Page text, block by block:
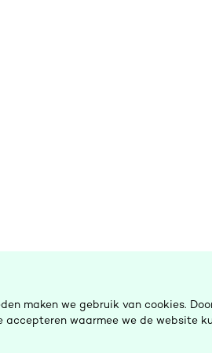
maken we gebruik van cookies.
waarmee we de website